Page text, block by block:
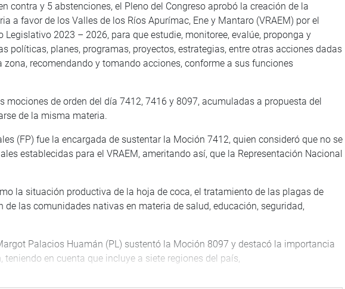
contra y 5 abstenciones, el Pleno del Congreso aprobó la creación de la
a favor de los Valles de los Ríos Apurímac, Ene y Mantaro (VRAEM) por el
Legislativo 2023 – 2026, para que estudie, monitoree, evalúe, proponga y
políticas, planes, programas, proyectos, estrategias, entre otras acciones dadas
zona, recomendando y tomando acciones, conforme a sus funciones
mociones de orden del día 7412, 7416 y 8097, acumuladas a propuesta del
de la misma materia.
(FP) fue la encargada de sustentar la Moción 7412, quien consideró que no se
establecidas para el VRAEM, ameritando así, que la Representación Nacional
la situación productiva de la hoja de coca, el tratamiento de las plagas de
de las comunidades nativas en materia de salud, educación, seguridad,
Palacios Huamán (PL) sustentó la Moción 8097 y destacó la importancia
teniendo en cuenta que incluye a siete regiones del país,